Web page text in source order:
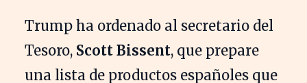
Trump ha ordenado al secretario del
Tesoro, Scott Bissent, que prepare
una lista de productos españoles que